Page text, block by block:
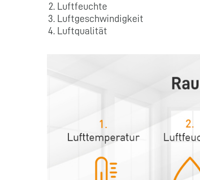
Luftfeuchte
Luftgeschwindigkeit
Luftqualität